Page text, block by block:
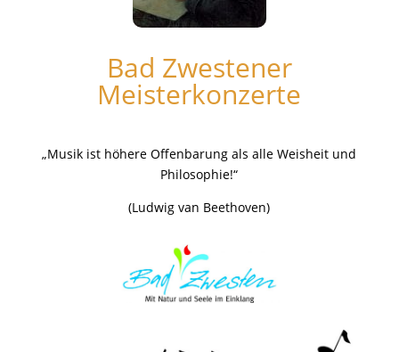
Bad Zwestener
Meisterkonzerte
„Musik ist höhere Offenbarung als alle Weisheit und
Philosophie!“
(Ludwig van Beethoven)